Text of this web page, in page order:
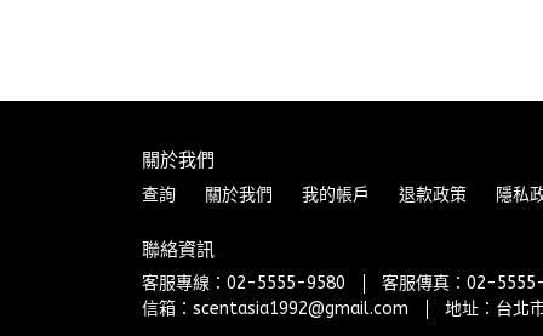
關於我們
查詢 關於我們 我的帳戶 退款政策 隱私
聯絡資訊
客服專線：02-5555-9580
客服傳真：02-
信箱：scentasia1992@gmail.com
地址：台北